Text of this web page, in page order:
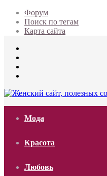
Форум
Поиск по тегам
Карта сайта
Мода
Красота
Любовь